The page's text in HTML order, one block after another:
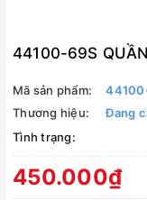
44100-69S
Mã sản phẩm:
Thương hiệu:
Đang
Tình trạng:
450.000₫